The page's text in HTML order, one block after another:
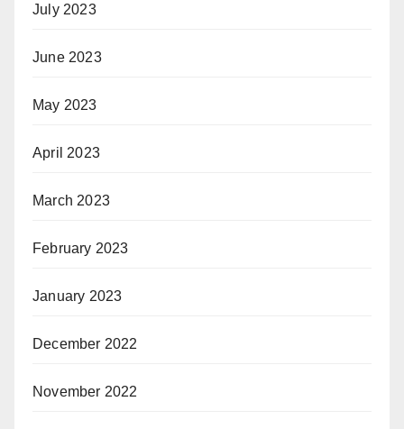
July 2023
June 2023
May 2023
April 2023
March 2023
February 2023
January 2023
December 2022
November 2022